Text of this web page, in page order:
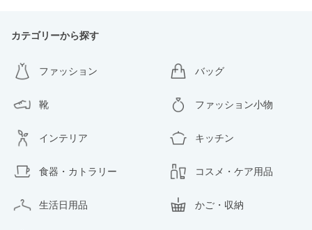
カテゴリーから探す
ファッション バッグ
靴 ファッション小物
インテリア キッチン
食器・カトラリー コスメ・ケア用品
生活日用品 かご・収納